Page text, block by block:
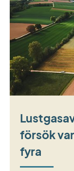
försök
fyra